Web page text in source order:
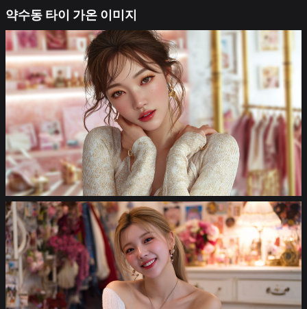
약수동 타이 가온 이미지